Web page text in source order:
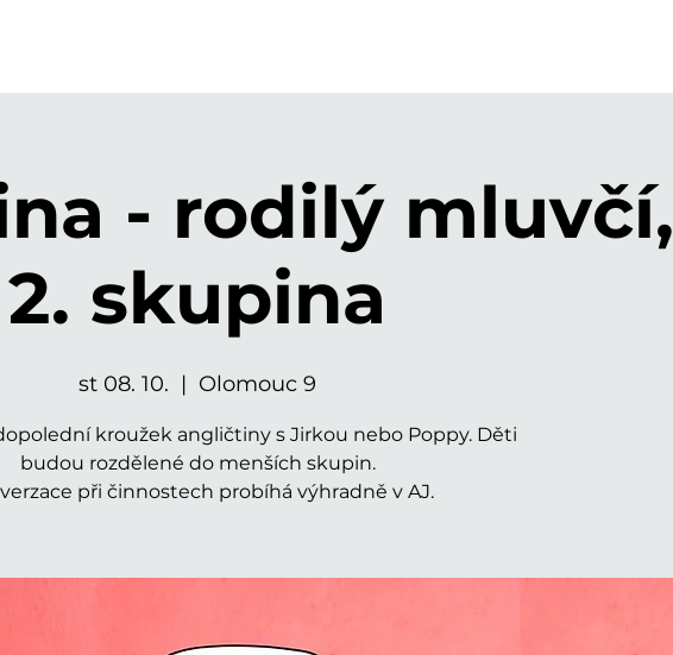
- rodilý mluvčí,
2. skupina
st 08. 10.
  |
Olomouc 9
kroužek angličtiny s Jirkou nebo Poppy. Děti
budou rozdělené do menších skupin.
při činnostech probíhá výhradně v AJ.